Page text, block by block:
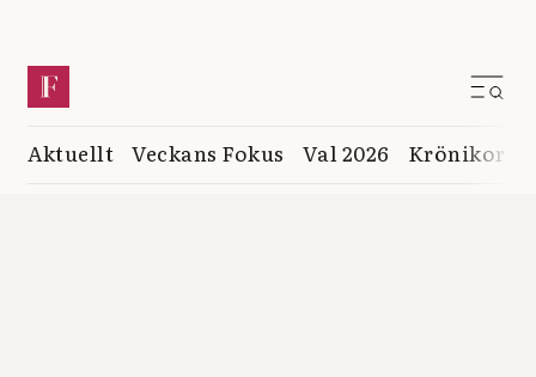
Aktuellt Veckans Fokus Val 2026 Krönikor